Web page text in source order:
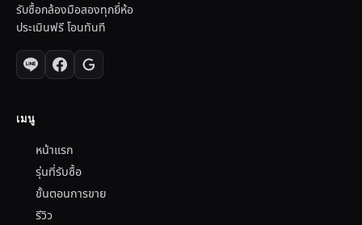
รับซื้อกล้องมือสองทุกยี่ห้อ
ประเมินฟรี โอนทันที
เมนู
หน้าแรก
รุ่นที่รับซื้อ
ขั้นตอนการขาย
รีวิว